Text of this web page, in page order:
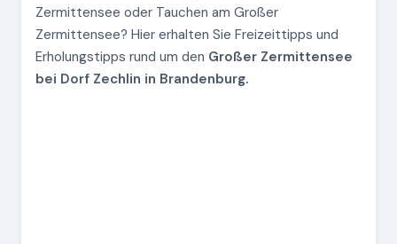
Zermittensee oder Tauchen am Großer
Zermittensee? Hier erhalten Sie Freizeittipps und
Erholungstipps rund um den Großer Zermittensee
bei Dorf Zechlin in Brandenburg.